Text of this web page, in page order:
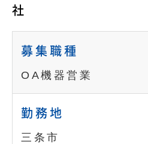
社
募集職種
OA機器営業
勤務地
三条市